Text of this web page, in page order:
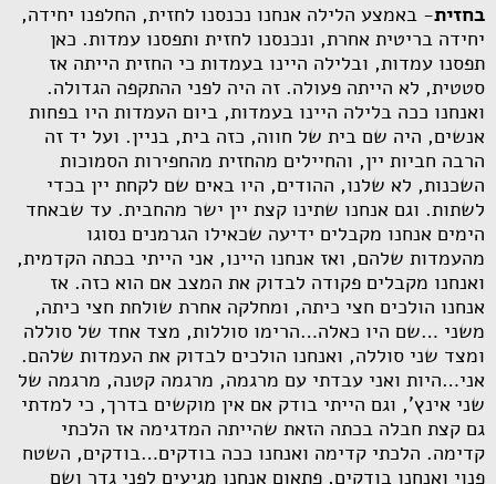
בחזית- באמצע הלילה אנחנו נכנסנו לחזית, החלפנו יחידה,
יחידה בריטית אחרת, ונכנסנו לחזית ותפסנו עמדות. כאן
תפסנו עמדות, ובלילה היינו בעמדות כי החזית הייתה אז
סטטית, לא הייתה פעולה. זה היה לפני ההתקפה הגדולה.
ואנחנו ככה בלילה היינו בעמדות, ביום העמדות היו בפחות
אנשים, היה שם בית של חווה, כזה בית, בניין. ועל יד זה
הרבה חביות יין, והחיילים מהחזית מהחפירות הסמוכות
השכנות, לא שלנו, ההודים, היו באים שם לקחת יין בכדי
לשתות. וגם אנחנו שתינו קצת יין ישר מהחבית. עד שבאחד
הימים אנחנו מקבלים ידיעה שכאילו הגרמנים נסוגו
מהעמדות שלהם, ואז אנחנו היינו, אני הייתי בכתה הקדמית,
ואנחנו מקבלים פקודה לבדוק את המצב אם הוא כזה. אז
אנחנו הולכים חצי כיתה, ומחלקה אחרת שולחת חצי כיתה,
משני …שם היו כאלה…הרימו סוללות, מצד אחד של סוללה
ומצד שני סוללה, ואנחנו הולכים לבדוק את העמדות שלהם.
אני…היות ואני עבדתי עם מרגמה, מרגמה קטנה, מרגמה של
שני אינץ', וגם הייתי בודק אם אין מוקשים בדרך, כי למדתי
גם קצת חבלה בכתה הזאת שהייתה המדגימה אז הלכתי
קדימה. הלכתי קדימה ואנחנו ככה בודקים…בודקים, השטח
פנוי ואנחנו בודקים, פתאום אנחנו מגיעים לפני גדר ושם